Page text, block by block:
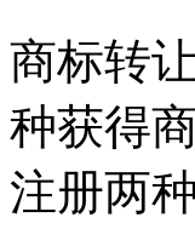
商标转
种获得
注册两